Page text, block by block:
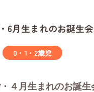
6月生まれのお誕生会
0・1・2歳児